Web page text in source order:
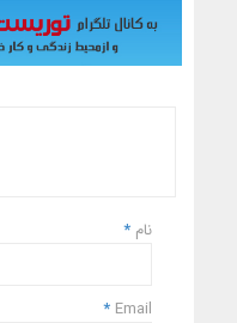
نام *
Email
*